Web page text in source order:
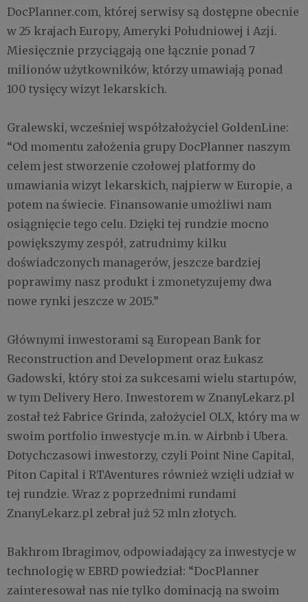
DocPlanner.com, której serwisy są dostępne obecnie
w 25 krajach Europy, Ameryki Południowej i Azji.
Miesięcznie przyciągają one łącznie ponad 7
milionów użytkowników, którzy umawiają ponad
100 tysięcy wizyt lekarskich.
Gralewski, wcześniej współzałożyciel GoldenLine:
“Od momentu założenia grupy DocPlanner naszym
celem jest stworzenie czołowej platformy do
umawiania wizyt lekarskich, najpierw w Europie, a
potem na świecie. Finansowanie umożliwi nam
osiągnięcie tego celu. Dzięki tej rundzie mocno
powiększymy zespół, zatrudnimy kilku
doświadczonych managerów, jeszcze bardziej
poprawimy nasz produkt i zmonetyzujemy dwa
nowe rynki jeszcze w 2015.”
Głównymi inwestorami są European Bank for
Reconstruction and Development oraz Łukasz
Gadowski, który stoi za sukcesami wielu startupów,
w tym Delivery Hero. Inwestorem w ZnanyLekarz.pl
został też Fabrice Grinda, założyciel OLX, który ma w
swoim portfolio inwestycje m.in. w Airbnb i Ubera.
Dotychczasowi inwestorzy, czyli Point Nine Capital,
Piton Capital i RTAventures również wzięli udział w
tej rundzie. Wraz z poprzednimi rundami
ZnanyLekarz.pl zebrał już 52 mln złotych.
Bakhrom Ibragimov, odpowiadający za inwestycje w
technologię w EBRD powiedział: “DocPlanner
zainteresował nas nie tylko dominacją na swoim